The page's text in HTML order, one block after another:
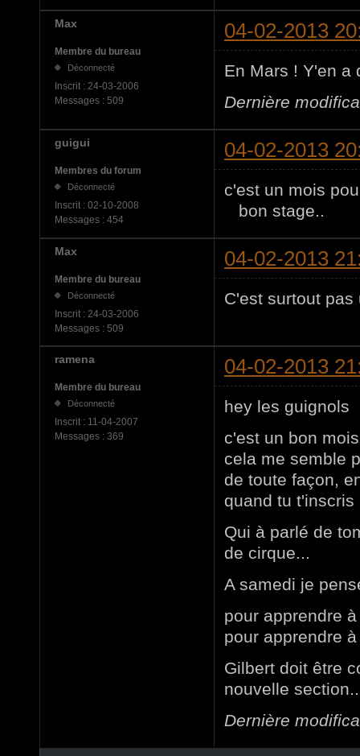
Max 04-02-2013
Membre du bureau
Déconnecté
Inscrit : 24-03-2006
Messages : 509
En Mars ! Y'en
Dernière
guigui 04-02-2013
Membres du forum
Déconnecté
Inscrit : 02-10-2008
Messages : 454
c'est un mois
bon stage..
Max 04-02-2013
Membre du bureau
Déconnecté
Inscrit : 24-03-2006
Messages : 509
C'est surtout
ramena 04-02-2013
Membre du bureau
Déconnecté
Inscrit : 11-04-2007
Messages : 369
hey les guignols
c'est un bon
cela me semble
de toute façon,
quand tu
Qui à parlé de
de cirque...
A samedi je
pour apprendre
pour apprendre
Gilbert doit être
nouvelle
Dernière